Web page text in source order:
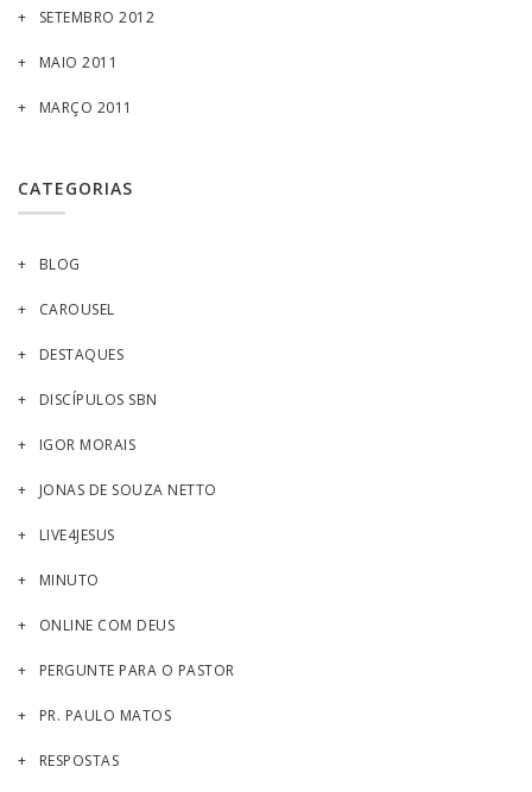
SETEMBRO 2012
MAIO 2011
MARÇO 2011
CATEGORIAS
BLOG
CAROUSEL
DESTAQUES
DISCÍPULOS SBN
IGOR MORAIS
JONAS DE SOUZA NETTO
LIVE4JESUS
MINUTO
ONLINE COM DEUS
PERGUNTE PARA O PASTOR
PR. PAULO MATOS
RESPOSTAS